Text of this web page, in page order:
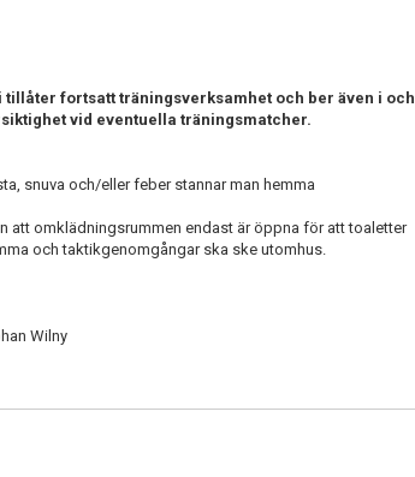
tillåter fortsatt träningsverksamhet och ber även i och
vid eventuella träningsmatcher.
snuva och/eller feber stannar man hemma
att omklädningsrummen endast är öppna för att toaletter
och taktikgenomgångar ska ske utomhus.
Wilny